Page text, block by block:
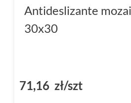
Antideslizante
30x30
71,16 zł/szt